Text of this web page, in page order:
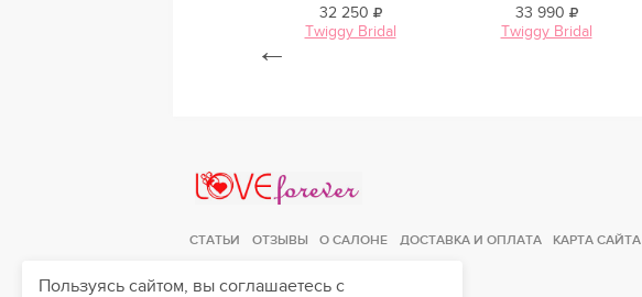
32 250
Twiggy Bridal
33 990
Twiggy Bridal
←
СТАТЬИ ОТЗЫВЫ О САЛОНЕ ДОСТАВКА И ОПЛАТА КАРТА САЙТА
Пользуясь сайтом, вы соглашаетесь с